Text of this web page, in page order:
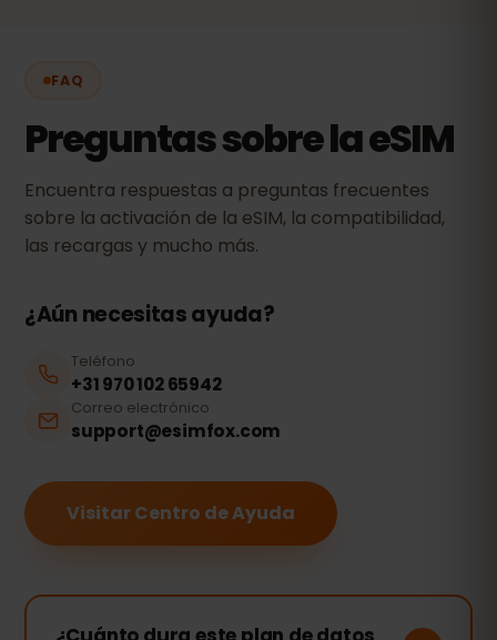
FAQ
Preguntas sobre la eSIM
Encuentra respuestas a preguntas frecuentes
sobre la activación de la eSIM, la compatibilidad,
las recargas y mucho más.
¿Aún necesitas ayuda?
Teléfono
+31 970 102 65942
Correo electrónico
support@esimfox.com
Visitar Centro de Ayuda